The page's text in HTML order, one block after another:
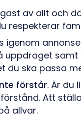
av allt och
respekterar
igenom
uppdraget
du ska passa
förstår. Är du
Att
allvar.